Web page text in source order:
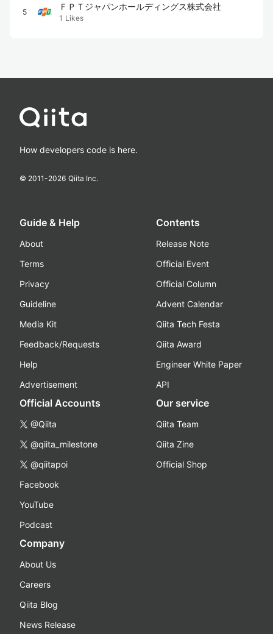
5
ＦＰＴジャパンホールディングス株式会社
1 Likes
How developers code is here.
© 2011-2026 Qiita Inc.
Guide & Help
About
Terms
Privacy
Guideline
Media Kit
Feedback/Requests
Help
Advertisement
Contents
Release Note
Official Event
Official Column
Advent Calendar
Qiita Tech Festa
Qiita Award
Engineer White Paper
API
Official Accounts
@Qiita
@qiita_milestone
@qiitapoi
Facebook
YouTube
Podcast
Our service
Qiita Team
Qiita Zine
Official Shop
Company
About Us
Careers
Qiita Blog
News Release